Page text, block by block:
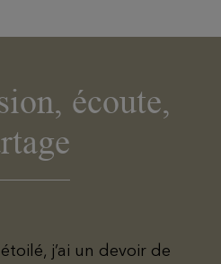
écoute,
j’ai un devoir de